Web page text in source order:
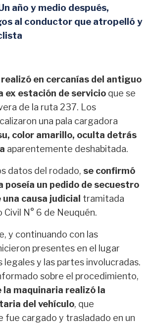
año y medio después,
al conductor que atropelló y
realizó en cercanías del antiguo
ex estación de servicio que se
de la ruta 237. Los
una pala cargadora
color amarillo, oculta detrás
aparentemente deshabitada.
datos del rodado, se confirmó
poseía un pedido de secuestro
causa judicial tramitada
Civil N° 6 de Neuquén.
y continuando con las
presentes en el lugar
y las partes involucradas.
sobre el procedimiento,
la maquinaria realizó la
del vehículo, que
fue cargado y trasladado en un